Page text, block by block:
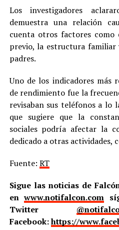
Los investigadores
demuestra una relación
cuenta otros factores como
previo, la estructura
padres.
Uno de los indicadores más
de rendimiento fue la
revisaban sus teléfonos a lo
que sugiere que la
sociales podría afectar la
dedicado a otras actividades,
Fuente: RT
Sigue las noticias de
enwww.notifalcon.com
Twitter
Facebook:https://